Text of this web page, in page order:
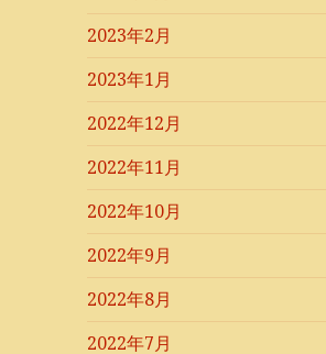
2023年2月
2023年1月
2022年12月
2022年11月
2022年10月
2022年9月
2022年8月
2022年7月